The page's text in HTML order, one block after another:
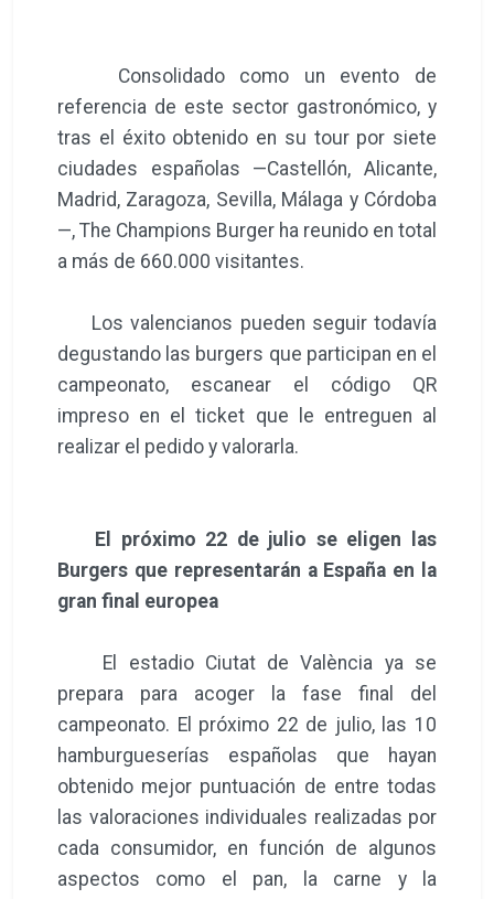
Consolidado como un evento de
referencia de este sector gastronómico, y
tras el éxito obtenido en su tour por siete
ciudades españolas —Castellón, Alicante,
Madrid, Zaragoza, Sevilla, Málaga y Córdoba
—, The Champions Burger ha reunido en total
a más de 660.000 visitantes.
Los valencianos pueden seguir todavía
degustando las burgers que participan en el
campeonato, escanear el código QR
impreso en el ticket que le entreguen al
realizar el pedido y valorarla.
El próximo 22 de julio se eligen las
Burgers que representarán a España en la
gran final europea
El estadio Ciutat de València ya se
prepara para acoger la fase final del
campeonato. El próximo 22 de julio, las 10
hamburgueserías españolas que hayan
obtenido mejor puntuación de entre todas
las valoraciones individuales realizadas por
cada consumidor, en función de algunos
aspectos como el pan, la carne y la